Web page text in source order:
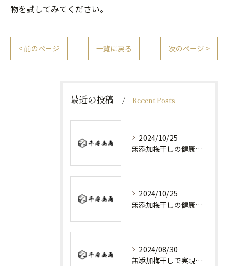
物を試してみてください。
< 前のページ 一覧に戻る 次のページ >
最近の投稿 Recent Posts
2024/10/25
無添加梅干しの健康効果と日常の取り入れ方
2024/10/25
無添加梅干しの健康効果と選び方
2024/08/30
無添加梅干しで実現する健康維持